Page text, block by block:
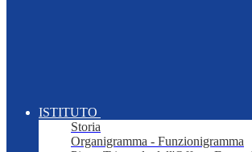
ISTITUTO
Storia
Organigramma - Funzionigramma